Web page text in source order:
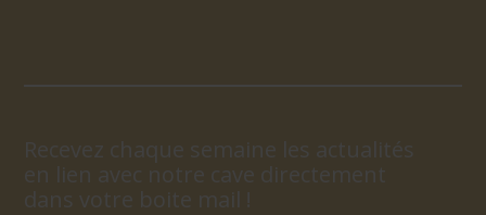
Recevez chaque semaine les actualités
en lien avec notre cave directement
dans votre boite mail !